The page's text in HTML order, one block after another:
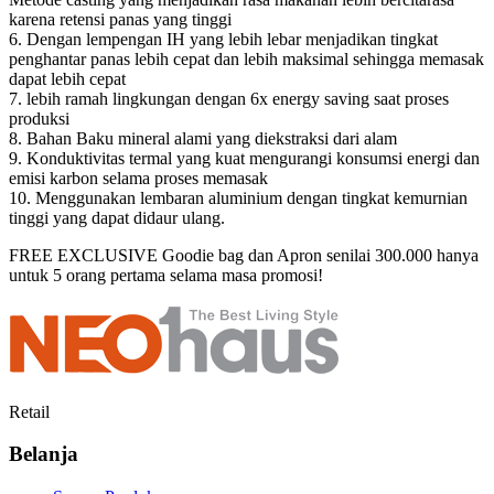
karena retensi panas yang tinggi
6. Dengan lempengan IH yang lebih lebar menjadikan tingkat
penghantar panas lebih cepat dan lebih maksimal sehingga memasak
dapat lebih cepat
7. lebih ramah lingkungan dengan 6x energy saving saat proses
produksi
8. Bahan Baku mineral alami yang diekstraksi dari alam
9. Konduktivitas termal yang kuat mengurangi konsumsi energi dan
emisi karbon selama proses memasak
10. Menggunakan lembaran aluminium dengan tingkat kemurnian
tinggi yang dapat didaur ulang.
FREE EXCLUSIVE Goodie bag dan Apron senilai 300.000 hanya
untuk 5 orang pertama selama masa promosi!
Retail
Belanja